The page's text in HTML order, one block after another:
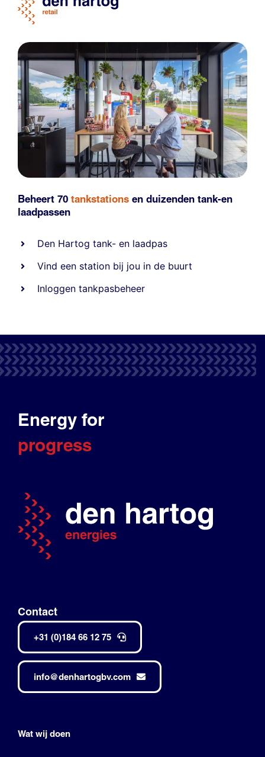
Beheert 70 tankstations en duizenden tank-en
laadpassen
Den Hartog tank- en laadpas
Vind een station bij jou in de buurt
Inloggen tankpasbeheer
Energy for
progress
Contact
+31 (0)184 66 12 75
info@denhartogbv.com
Wat wij doen